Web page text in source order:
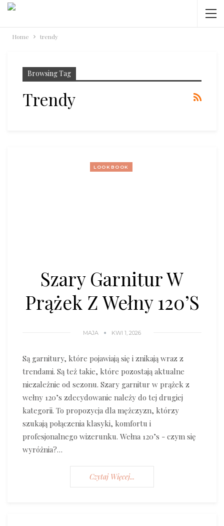
Home trendy
Browsing Tag
Trendy
LOOKBOOK
Szary Garnitur W
Prążek Z Wełny 120’s
MAJA KWI 1, 2026
Są garnitury, które pojawiają się i znikają wraz z
trendami. Są też takie, które pozostają aktualne
niezależnie od sezonu. Szary garnitur w prążek z
wełny 120’s zdecydowanie należy do tej drugiej
kategorii. To propozycja dla mężczyzn, którzy
szukają połączenia klasyki, komfortu i
profesjonalnego wizerunku. Wełna 120’s - czym się
wyróżnia?…
Czytaj Więcej...